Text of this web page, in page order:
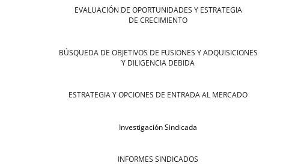
EVALUACIÓN DE OPORTUNIDADES Y ESTRATEGIA
DE CRECIMIENTO
BÚSQUEDA DE OBJETIVOS DE FUSIONES Y ADQUISICIONES
Y DILIGENCIA DEBIDA
ESTRATEGIA Y OPCIONES DE ENTRADA AL MERCADO
Investigación Sindicada
INFORMES SINDICADOS